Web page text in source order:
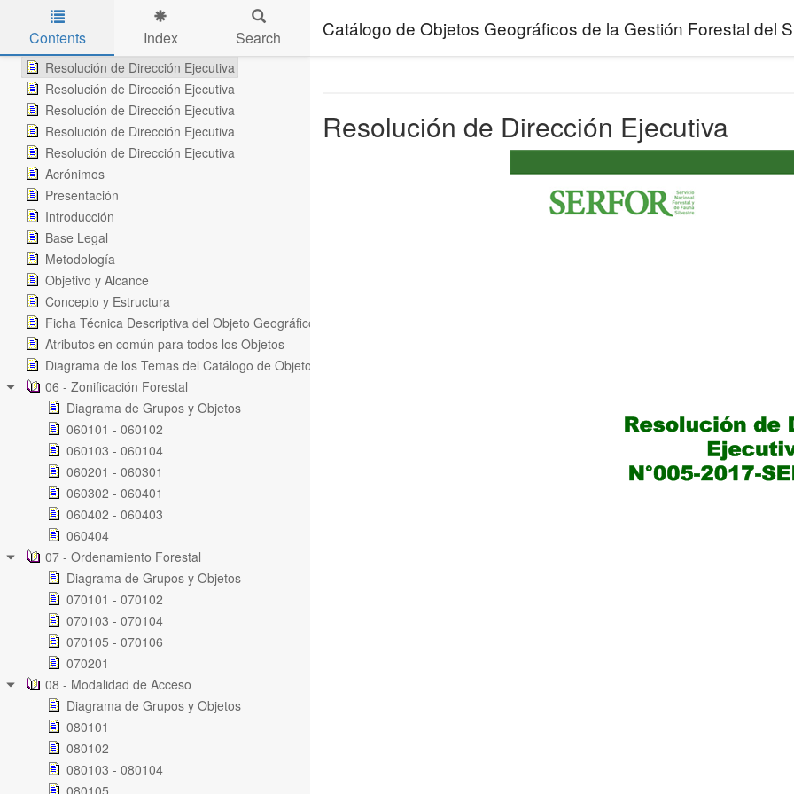
Skip to main content
Catálogo de Objetos Geográficos de la Gestión Forestal del
Contents Index Search
Tabla de Contenidos 3
Tabla de Contenidos 4
Resolución de Dirección Ejecutiva
Resolución de Dirección Ejecutiva
Resolución de Dirección Ejecutiva
Resolución de Dirección Ejecutiva
Resolución de Dirección Ejecutiva
Acrónimos
Presentación
Introducción
Base Legal
Metodología
Objetivo y Alcance
Concepto y Estructura
Ficha Técnica Descriptiva del Objeto Geográfico
Atributos en común para todos los Objetos
Diagrama de los Temas del Catálogo de Objetos de la Gestión Forestal
06 - Zonificación Forestal
Diagrama de Grupos y Objetos
060101 - 060102
060103 - 060104
060201 - 060301
060302 - 060401
060402 - 060403
060404
07 - Ordenamiento Forestal
Diagrama de Grupos y Objetos
070101 - 070102
070103 - 070104
070105 - 070106
070201
08 - Modalidad de Acceso
Diagrama de Grupos y Objetos
080101
080102
080103 - 080104
080105
Resolución de Dirección Ejecutiva